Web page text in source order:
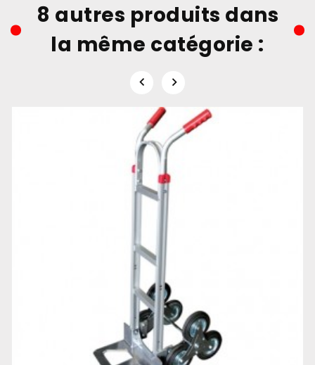
8 autres produits dans
la même catégorie :
 